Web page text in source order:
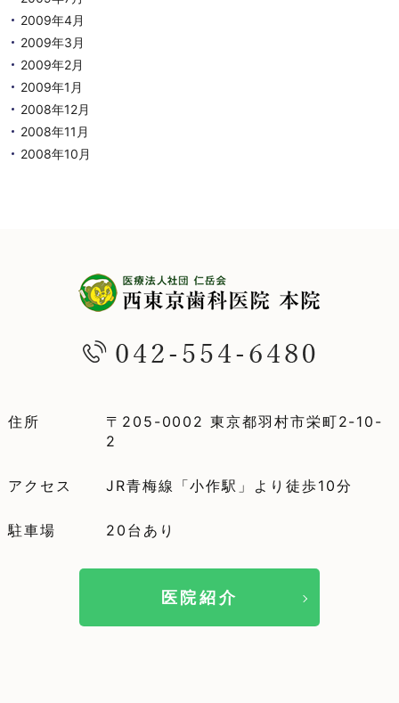
2009年4月
2009年3月
2009年2月
2009年1月
2008年12月
2008年11月
2008年10月
住所
〒205-0002 東京都羽村市栄町2-10-
2
アクセス JR青梅線「小作駅」より徒歩10分
駐車場 20台あり
医院紹介